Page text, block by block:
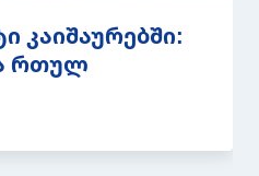
კაიშაურებში:
რთულ